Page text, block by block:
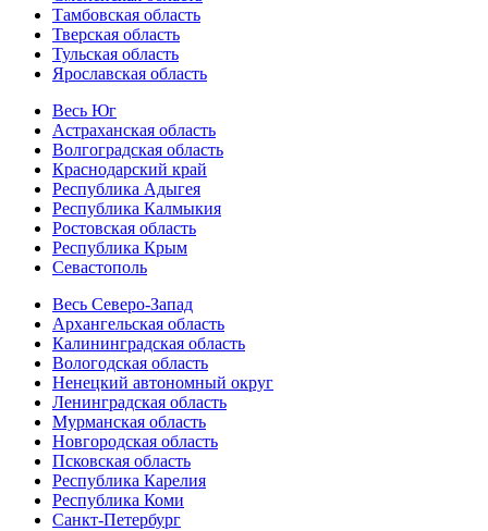
Тамбовская область
Тверская область
Тульская область
Ярославская область
Весь Юг
Астраханская область
Волгоградская область
Краснодарский край
Республика Адыгея
Республика Калмыкия
Ростовская область
Республика Крым
Севастополь
Весь Северо-Запад
Архангельская область
Калининградская область
Вологодская область
Ненецкий автономный округ
Ленинградская область
Мурманская область
Новгородская область
Псковская область
Республика Карелия
Республика Коми
Санкт-Петербург